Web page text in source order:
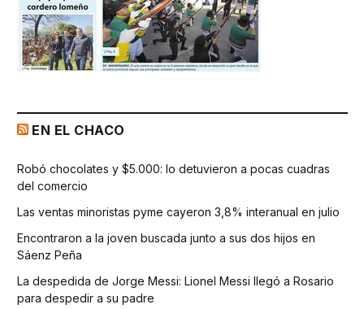
EN EL CHACO
Robó chocolates y $5.000: lo detuvieron a pocas cuadras
del comercio
Las ventas minoristas pyme cayeron 3,8% interanual en julio
Encontraron a la joven buscada junto a sus dos hijos en
Sáenz Peña
La despedida de Jorge Messi: Lionel Messi llegó a Rosario
para despedir a su padre